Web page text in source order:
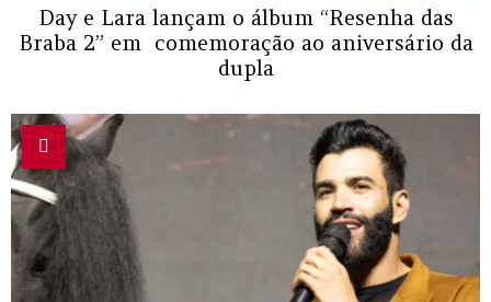
Day e Lara lançam o álbum “Resenha das
Braba 2” em comemoração ao aniversário da
dupla